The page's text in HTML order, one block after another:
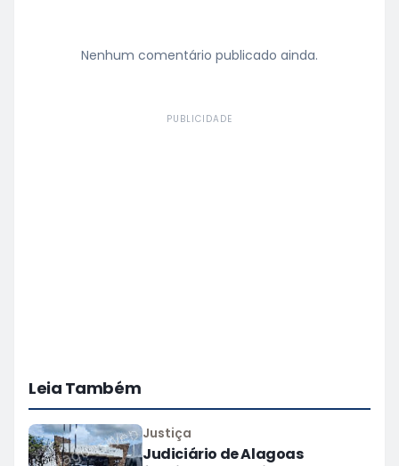
Nenhum comentário publicado ainda.
PUBLICIDADE
Leia Também
Justiça
Judiciário de Alagoas